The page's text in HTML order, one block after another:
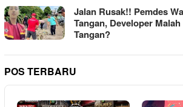
Jalan Rusak!! Pemdes
Tangan, Developer
Tangan?
POS TERBARU